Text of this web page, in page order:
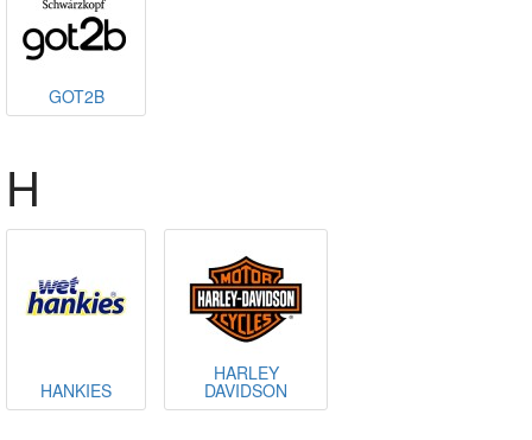
GOT2B
H
HANKIES
HARLEY
DAVIDSON